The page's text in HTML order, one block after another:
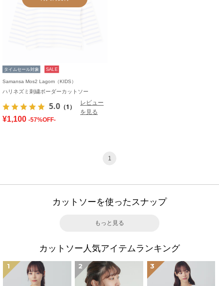
タイムセール対象 SALE
Samansa Mos2 Lagom（KIDS）
ハリネズミ刺繍ボーダーカットソー
5.0 （1）
レビュー
を見る
¥1,100 -57%OFF-
1
カットソーを使ったスナップ
もっと見る
カットソー人気アイテムランキング
1 2 3